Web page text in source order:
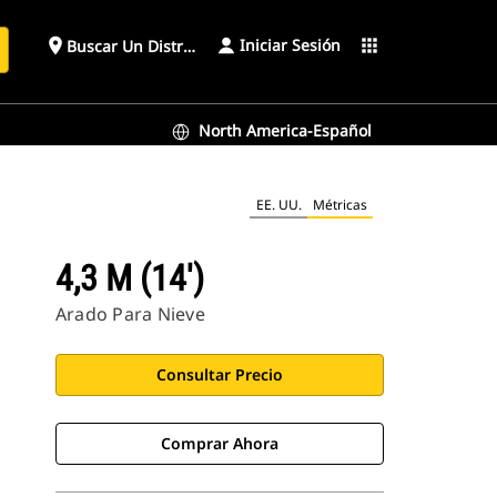
place Buscar Un Distribuidor Iniciar Sesión apps
North America-Español
EE. UU. Métricas
4,3 M (14')
Arado Para Nieve
Consultar Precio
Comprar Ahora